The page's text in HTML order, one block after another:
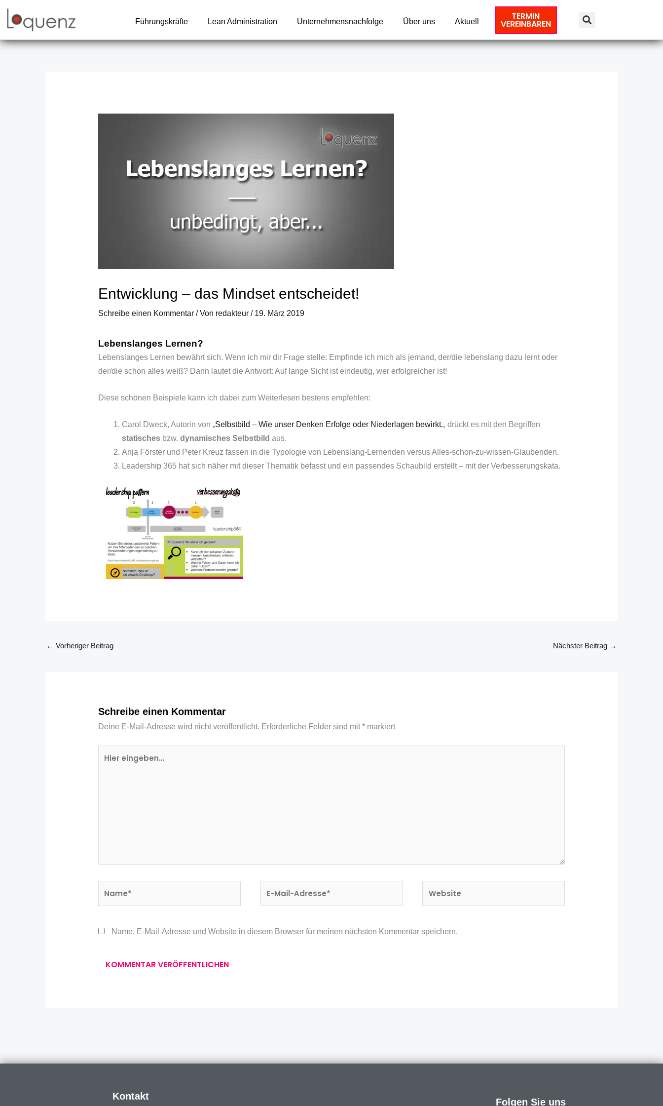
Inhalt
Führungskräfte Lean Administration Unternehmensnachfolge Über uns Aktuell TERMIN
VEREINBAREN
Entwicklung – das Mindset entscheidet!
Schreibe einen Kommentar / Von redakteur / 19. März 2019
Lebenslanges Lernen?
Lebenslanges Lernen bewährt sich. Wenn ich mir dir Frage stelle: Empfinde ich mich als jemand, der/die lebenslang dazu lernt oder
der/die schon alles weiß? Dann lautet die Antwort: Auf lange Sicht ist eindeutig, wer erfolgreicher ist!
Diese schönen Beispiele kann ich dabei zum Weiterlesen bestens empfehlen:
Carol Dweck, Autorin von „Selbstbild – Wie unser Denken Erfolge oder Niederlagen bewirkt„, drückt es mit den Begriffen
statischesbzw. dynamisches Selbstbild aus.
Anja Förster und Peter Kreuz fassen in die Typologie von Lebenslang-Lernenden versus Alles-schon-zu-wissen-Glaubenden.
Leadership 365 hat sich näher mit dieser Thematik befasst und ein passendes Schaubild erstellt – mit der Verbesserungskata.
← Vorheriger Beitrag Nächster Beitrag →
Schreibe einen Kommentar
Deine E-Mail-Adresse wird nicht veröffentlicht. Erforderliche Felder sind mit*markiert
eingeben…
Name, E-Mail-Adresse und Website in diesem Browser für meinen nächsten Kommentar speichern.
Kontakt
Folgen Sie uns